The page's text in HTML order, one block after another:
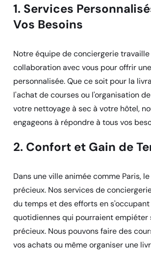
1. Services
Vos Besoins
Notre équipe de conciergerie
collaboration avec vous pour offrir
personnalisée. Que ce soit pour la
l'achat de courses ou l'organisation
votre nettoyage à sec à votre hôtel,
engageons à répondre à tous vos
2. Confort et Gain de
Dans une ville animée comme Paris,
précieux. Nos services de
du temps et des efforts en
quotidiennes qui pourraient empiéter
précieux. Nous pouvons faire des
vos achats ou même organiser une